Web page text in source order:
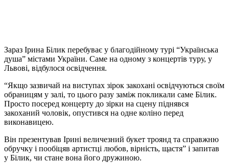
Зараз Ірина Білик перебуває у благодійному турі “Українська
душа” містами України. Саме на одному з концертів туру, у
Львові, відбулося освідчення.
“Якщо зазвичай на виступах зірок закохані освідчуються своїм
обраницям у залі, то цього разу заміж покликали саме Білик.
Просто посеред концерту до зірки на сцену піднявся
закоханий чоловік, опустився на одне коліно перед
виконавицею.
Він презентував Ірині величезний букет троянд та справжню
обручку і пообіцяв артистці любов, вірність, щастя” і запитав
у Білик, чи стане вона його дружиною.